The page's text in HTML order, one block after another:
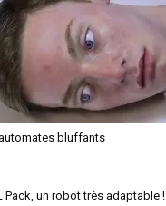
bluffants
Pack, un robot très adaptable !